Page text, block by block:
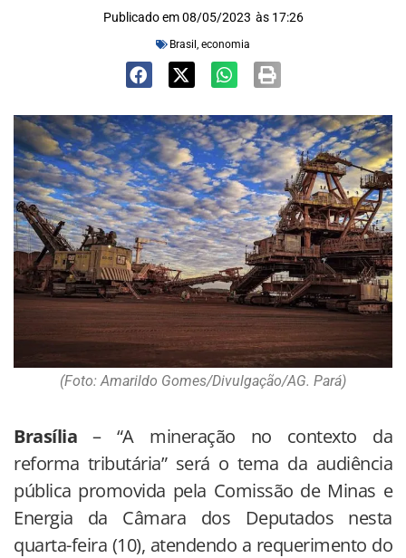
Publicado em 08/05/2023 às 17:26
Brasil , economia
(Foto: Amarildo Gomes/Divulgação/AG. Pará)
Brasília – “A mineração no contexto da
reforma tributária” será o tema da audiência
pública promovida pela Comissão de Minas e
Energia da Câmara dos Deputados nesta
quarta-feira (10), atendendo a requerimento do